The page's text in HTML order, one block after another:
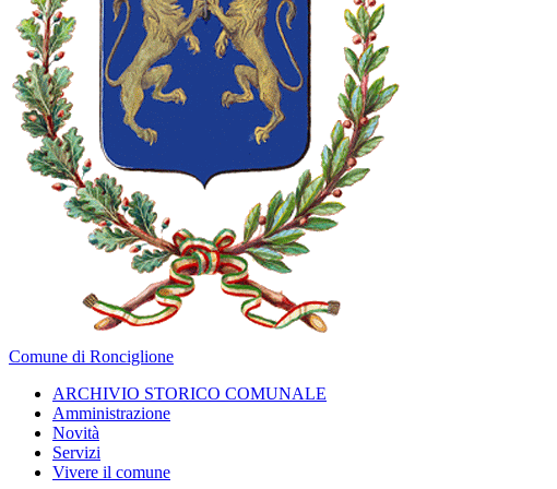
Comune di Ronciglione
ARCHIVIO STORICO COMUNALE
Amministrazione
Novità
Servizi
Vivere il comune